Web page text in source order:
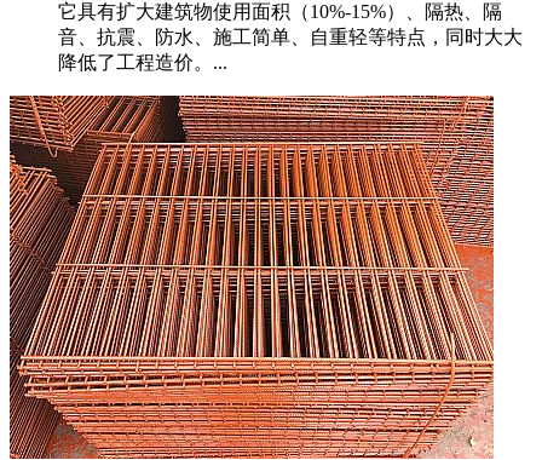
它具有扩大建筑物使用面积（10%-15%）、隔热、隔
音、抗震、防水、施工简单、自重轻等特点，同时大大
降低了工程造价。...